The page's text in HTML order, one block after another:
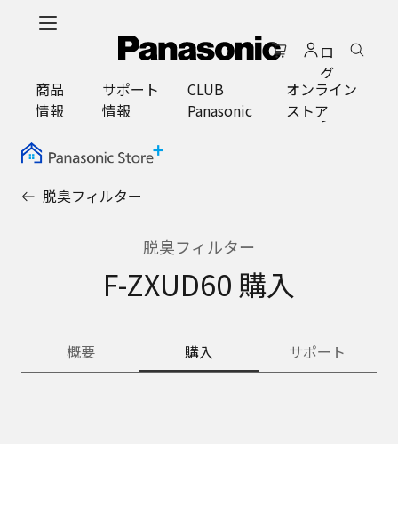
ロ
グ
イ
ン
商品
情報
サポート
情報
CLUB
Panasonic
オンライン
ストア
脱臭フィルター
脱臭フィルター
F-ZXUD60 購入
概要 購入 サポート